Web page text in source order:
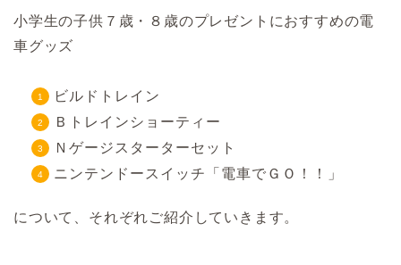
小学生の子供７歳・８歳のプレゼントにおすすめの電
車グッズ
ビルドトレイン
Ｂトレインショーティー
Ｎゲージスターターセット
ニンテンドースイッチ「電車でＧＯ！！」
について、それぞれご紹介していきます。